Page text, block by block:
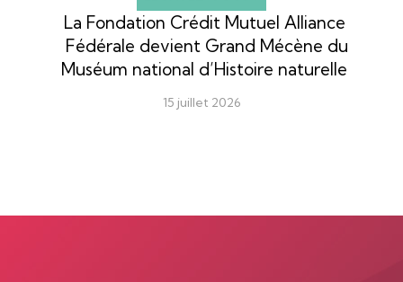
La Fondation Crédit Mutuel Alliance
Fédérale devient Grand Mécène du
Muséum national d’Histoire naturelle
15 juillet 2026